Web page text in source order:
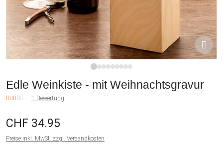
Edle Weinkiste - mit Weihnachtsgravur
1 Bewertung
CHF 34.95
Preise inkl. MwSt. zzgl. Versandkosten